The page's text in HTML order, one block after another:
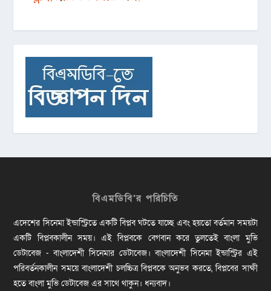
বিএমডিবি’র পরিচিতি
এদেশের সিনেমা ইন্ডাস্ট্রিতে একটি বিপ্লব ঘটতে যাচ্ছে এবং হয়তো বর্তমান সময়টা
একটি বিপ্লবকালীন সময়। এই বিপ্লবকে বেগবান করে তুলতেই বাংলা মুভি
ডেটাবেজ - বাংলাদেশী সিনেমার ডেটাবেজ। বাংলাদেশী সিনেমা ইন্ডাস্ট্রির এই
পরিবর্তনকালীন সময়ে বাংলাদেশী চলচ্চিত্র বিপ্লবকে অনুভব করতে, বিপ্লবের সাক্ষী
হতে বাংলা মুভি ডেটাবেজ এর সাথে থাকুন। ধন্যবাদ।